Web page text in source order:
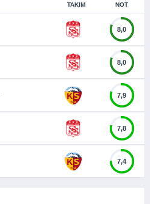
TAKIM NOT
8,0
8,0
7,9
7,8
7,4